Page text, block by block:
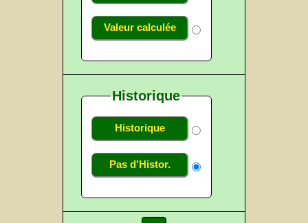
Valeur calculée
Historique
Historique
Pas d'Histor.